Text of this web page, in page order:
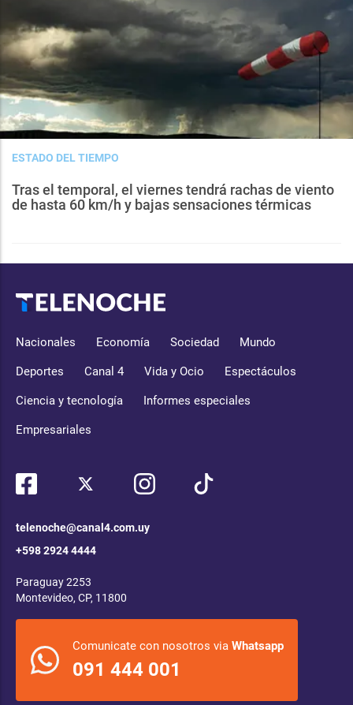
ESTADO DEL TIEMPO
Tras el temporal, el viernes tendrá rachas de viento
de hasta 60 km/h y bajas sensaciones térmicas
Nacionales Economía Sociedad Mundo
Deportes Canal 4 Vida y Ocio Espectáculos
Ciencia y tecnología Informes especiales
Empresariales
telenoche@canal4.com.uy
+598 2924 4444
Paraguay 2253
Montevideo, CP, 11800
Comunicate con nosotros via Whatsapp
091 444 001